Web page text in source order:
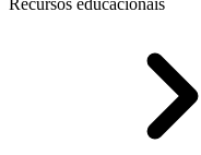
Recursos educacionais